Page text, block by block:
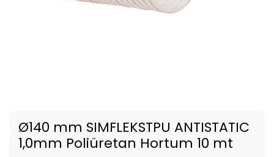
Ø140 mm SIMFLEKSTPU ANTISTATIC
1,0mm Poliüretan Hortum 10 mt